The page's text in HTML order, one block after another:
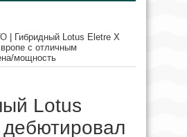
Гибридный Lotus Eletre X
с отличным
мощность
Lotus